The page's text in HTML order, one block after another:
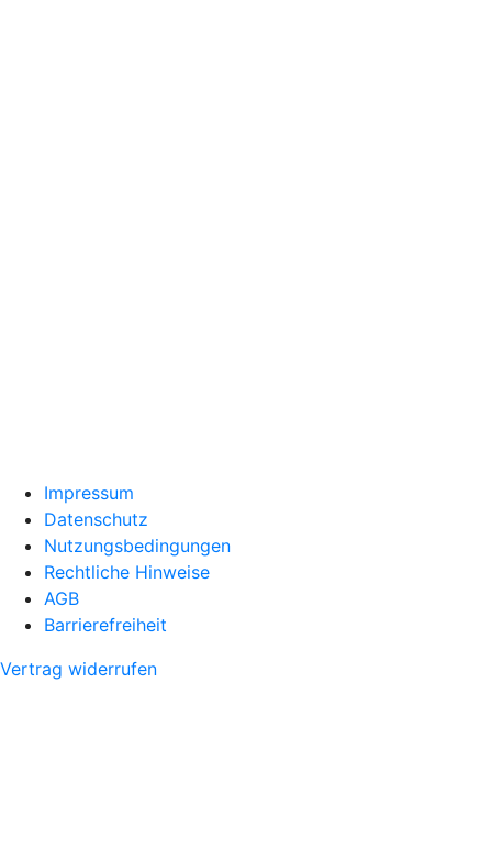
Impressum
Datenschutz
Nutzungsbedingungen
Rechtliche Hinweise
AGB
Barrierefreiheit
Vertrag widerrufen